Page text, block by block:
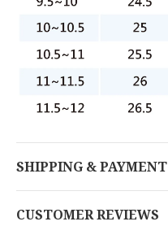
SHIPPING & PAYMENT
CUSTOMER REVIEWS